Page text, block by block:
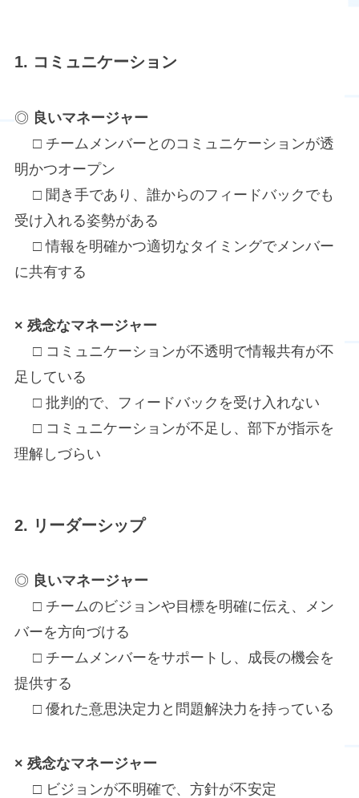
1. コミュニケーション
◎ 良いマネージャー
□ チームメンバーとのコミュニケーションが透
明かつオープン
□ 聞き手であり、誰からのフィードバックでも
受け入れる姿勢がある
□ 情報を明確かつ適切なタイミングでメンバー
に共有する
× 残念なマネージャー
□ コミュニケーションが不透明で情報共有が不
足している
□ 批判的で、フィードバックを受け入れない
□ コミュニケーションが不足し、部下が指示を
理解しづらい
2. リーダーシップ
◎ 良いマネージャー
□ チームのビジョンや目標を明確に伝え、メン
バーを方向づける
□ チームメンバーをサポートし、成長の機会を
提供する
□ 優れた意思決定力と問題解決力を持っている
× 残念なマネージャー
□ ビジョンが不明確で、方針が不安定